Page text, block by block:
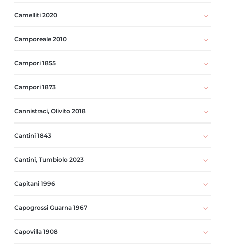
Camelliti 2020
Camporeale 2010
Campori 1855
Campori 1873
Cannistraci, Olivito 2018
Cantini 1843
Cantini, Tumbiolo 2023
Capitani 1996
Capogrossi Guarna 1967
Capovilla 1908